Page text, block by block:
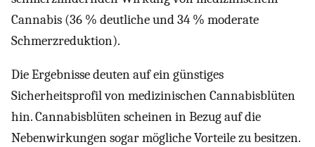
Cannabis (36 % deutliche und 34 % moderate
Schmerzreduktion).
Die Ergebnisse deuten auf ein günstiges
Sicherheitsprofil von medizinischen Cannabisblüten
hin. Cannabisblüten scheinen in Bezug auf die
Nebenwirkungen sogar mögliche Vorteile zu besitzen.